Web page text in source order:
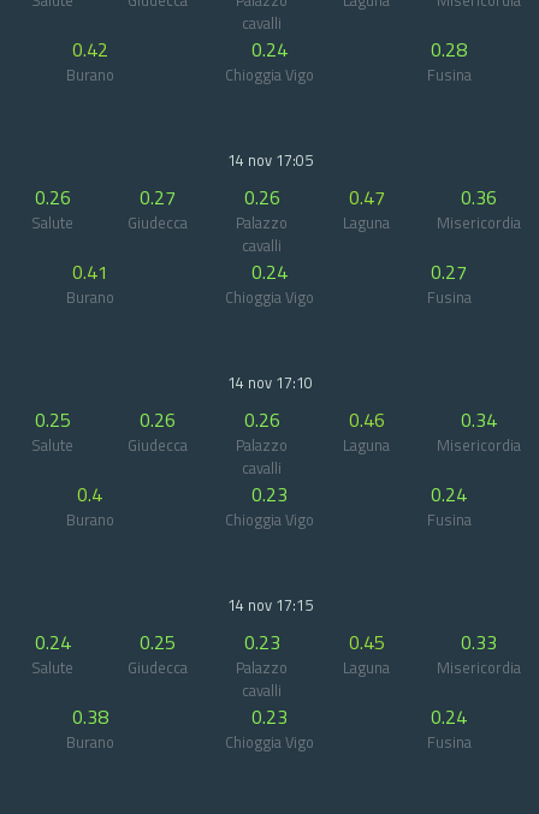
cavalli
0.42
Burano
0.24
Chioggia Vigo
0.28
Fusina
14 nov 17:05
0.26
Salute
0.27
Giudecca
0.26
Palazzo
cavalli
0.47
Laguna
0.36
Misericordia
0.41
Burano
0.24
Chioggia Vigo
0.27
Fusina
14 nov 17:10
0.25
Salute
0.26
Giudecca
0.26
Palazzo
cavalli
0.46
Laguna
0.34
Misericordia
0.4
Burano
0.23
Chioggia Vigo
0.24
Fusina
14 nov 17:15
0.24
Salute
0.25
Giudecca
0.23
Palazzo
cavalli
0.45
Laguna
0.33
Misericordia
0.38
Burano
0.23
Chioggia Vigo
0.24
Fusina